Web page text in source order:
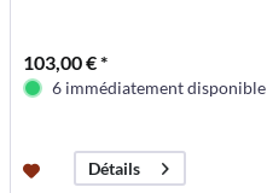
103,00 € *
6 immédiatement disponible
Détails